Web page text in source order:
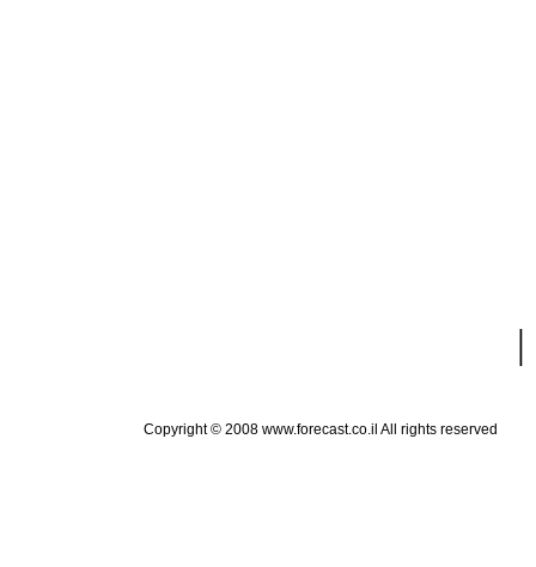
|
Copyright © 2008 www.forecast.co.il All rights reserved